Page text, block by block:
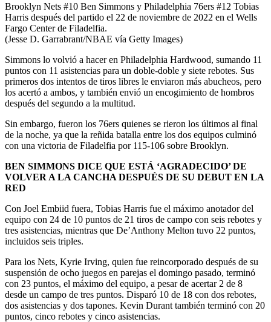
Brooklyn Nets #10 Ben Simmons y Philadelphia 76ers #12 Tobias
Harris después del partido el 22 de noviembre de 2022 en el Wells
Fargo Center de Filadelfia.
(Jesse D. Garrabrant/NBAE vía Getty Images)
Simmons lo volvió a hacer en Philadelphia Hardwood, sumando 11
puntos con 11 asistencias para un doble-doble y siete rebotes. Sus
primeros dos intentos de tiros libres le enviaron más abucheos, pero
los acertó a ambos, y también envió un encogimiento de hombros
después del segundo a la multitud.
Sin embargo, fueron los 76ers quienes se rieron los últimos al final
de la noche, ya que la reñida batalla entre los dos equipos culminó
con una victoria de Filadelfia por 115-106 sobre Brooklyn.
BEN SIMMONS DICE QUE ESTÁ ‘AGRADECIDO’ DE
VOLVER A LA CANCHA DESPUÉS DE SU DEBUT EN LA
RED
Con Joel Embiid fuera, Tobias Harris fue el máximo anotador del
equipo con 24 de 10 puntos de 21 tiros de campo con seis rebotes y
tres asistencias, mientras que De’Anthony Melton tuvo 22 puntos,
incluidos seis triples.
Para los Nets, Kyrie Irving, quien fue reincorporado después de su
suspensión de ocho juegos en parejas el domingo pasado, terminó
con 23 puntos, el máximo del equipo, a pesar de acertar 2 de 8
desde un campo de tres puntos. Disparó 10 de 18 con dos rebotes,
dos asistencias y dos tapones. Kevin Durant también terminó con 20
puntos, cinco rebotes y cinco asistencias.